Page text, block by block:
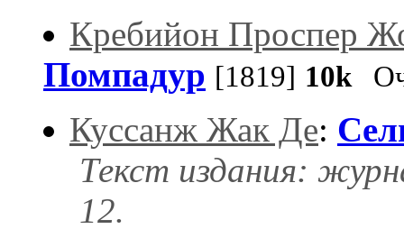
Кребийон Проспер
Помпадур [1819] 10k
Куссанж Жак Де:
Текст издания:
12.